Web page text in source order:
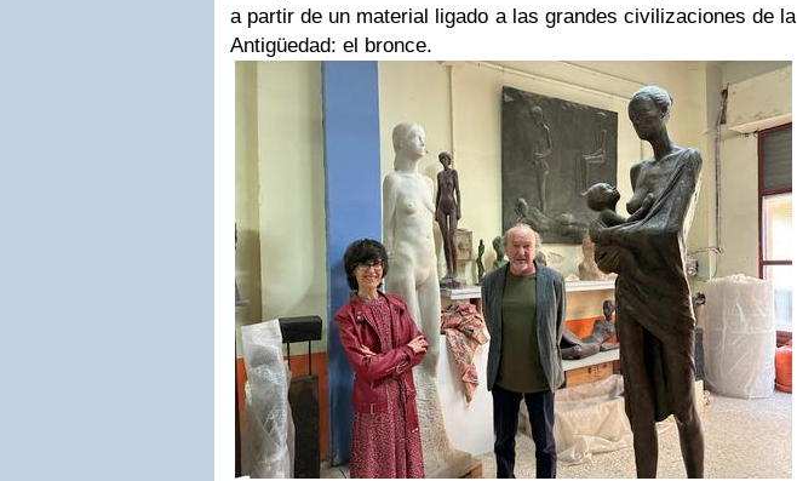
a partir de un material ligado a las grandes civilizaciones de la
Antigüedad: el bronce.